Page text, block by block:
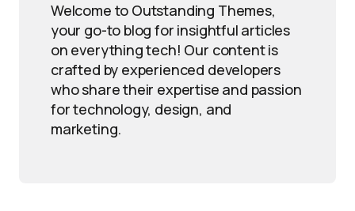
Welcome to Outstanding Themes,
your go-to blog for insightful articles
on everything tech! Our content is
crafted by experienced developers
who share their expertise and passion
for technology, design, and
marketing.